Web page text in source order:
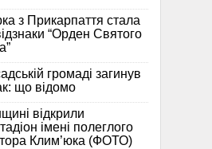
з Прикарпаття стала
“Орден Святого
громаді загинув
що відомо
відкрили
імені полеглого
Клим’юка (ФОТО)